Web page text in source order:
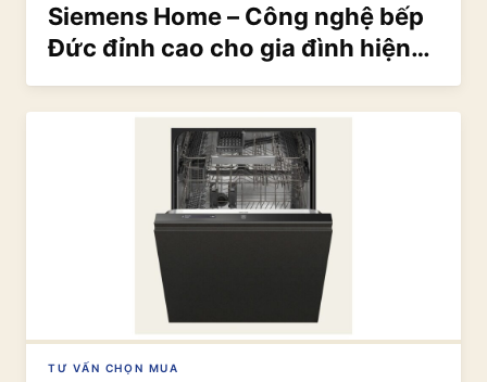
Siemens Home – Công nghệ bếp
Đức đỉnh cao cho gia đình hiện
đại | Eurocook
TƯ VẤN CHỌN MUA